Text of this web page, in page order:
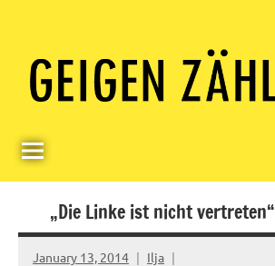
contentGeigerzähler
„Die Linke ist nicht vertreten“
January 13, 2014 Ilja